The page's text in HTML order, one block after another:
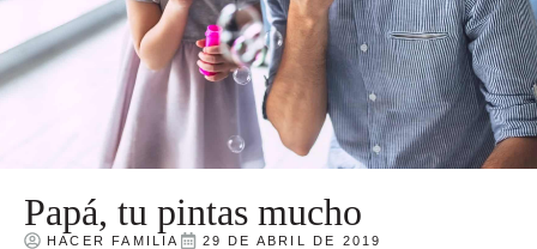
Papá, tu pintas mucho
HACER FAMILIA 29 DE ABRIL DE 2019